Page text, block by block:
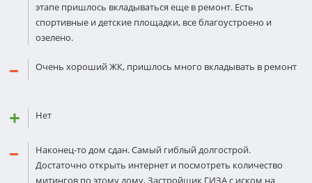
этапе пришлось вкладываться еще в ремонт. Есть
спортивные и детские площадки, все благоустроено и
озелено.
Очень хороший ЖК, пришлось много вкладывать в ремонт
Нет
Наконец-то дом сдан. Самый гиблый долгострой.
Достаточно открыть интернет и посмотреть количество
митингов по этому дому. Застройщик ГИЗА с иском на